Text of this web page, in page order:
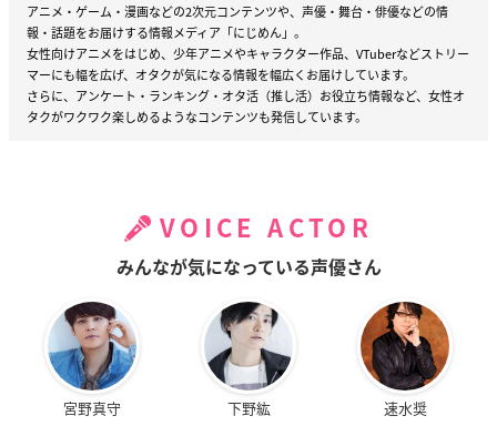
アニメ・ゲーム・漫画などの2次元コンテンツや、声優・舞台・俳優などの情
報・話題をお届けする情報メディア「にじめん」。
女性向けアニメをはじめ、少年アニメやキャラクター作品、VTuberなどストリー
マーにも幅を広げ、オタクが気になる情報を幅広くお届けしています。
さらに、アンケート・ランキング・オタ活（推し活）お役立ち情報など、女性オ
タクがワクワク楽しめるようなコンテンツも発信しています。
VOICE ACTOR
みんなが気になっている声優さん
宮野真守 下野紘 速水奨